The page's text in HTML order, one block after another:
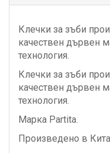
Клечки за зъби
качествен дървен
технология.
Клечки за зъби
качествен дървен
технология.
Марка Partita.
Произведено в